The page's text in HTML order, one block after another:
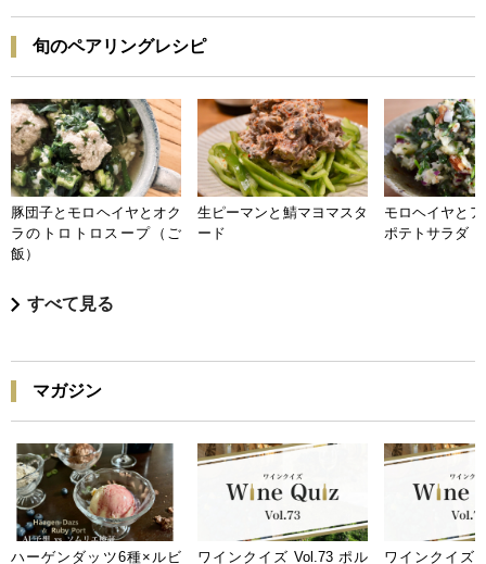
旬のペアリングレシピ
豚団子とモロヘイヤとオク
ラのトロトロスープ（ご
飯）
生ピーマンと鯖マヨマスタ
ード
モロヘイヤと
ポテトサラダ
すべて見る
マガジン
ハーゲンダッツ6種×ルビ
ワインクイズ Vol.73 ポル
ワインクイズ